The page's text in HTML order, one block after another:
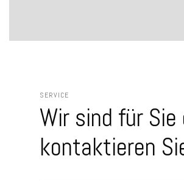
SERVICE
Wir sind für Sie
kontaktieren